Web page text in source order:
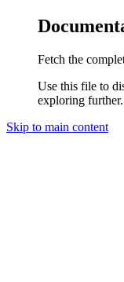
Fetch the
Use this file to
exploring further.
Skip to main content